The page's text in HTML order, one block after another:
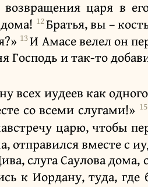
царя в
12Братья, вы –
13И Амасе велел он
Господь и так-то
всех иудеев как
со всеми слугами!»
царю, чтобы
вместе с
слуга Саулова
к Иордану, туда, где